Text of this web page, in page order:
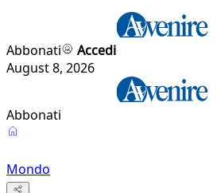
Abbonati
Accedi
August 8, 2026
Abbonati
Mondo